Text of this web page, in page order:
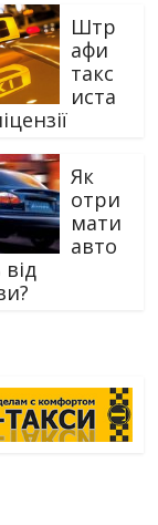
Штр
афи
такс
иста
Як
отри
мати
авто